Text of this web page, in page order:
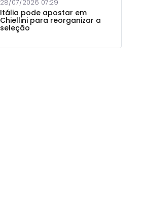
28/07/2026 07:29
Itália pode apostar em
Chiellini para reorganizar a
seleção